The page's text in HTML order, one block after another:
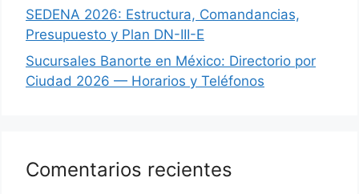
SEDENA 2026: Estructura, Comandancias,
Presupuesto y Plan DN-III-E
Sucursales Banorte en México: Directorio por
Ciudad 2026 — Horarios y Teléfonos
Comentarios recientes